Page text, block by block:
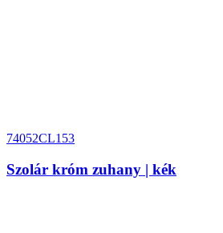
74052CL153
Szolár króm zuhany | kék